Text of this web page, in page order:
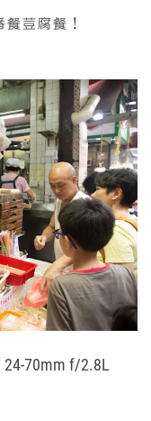
荳腐餐！
24-70mm f/2.8L